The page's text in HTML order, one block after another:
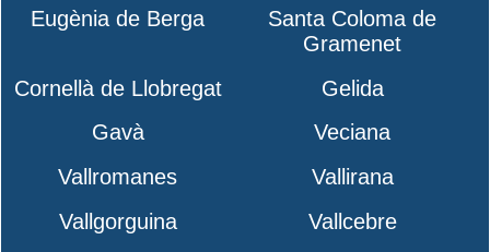
Eugènia de Berga
Santa Coloma de
Gramenet
Cornellà de Llobregat
Gelida
Gavà
Veciana
Vallromanes
Vallirana
Vallgorguina
Vallcebre